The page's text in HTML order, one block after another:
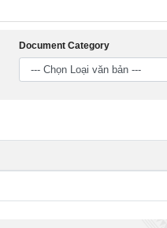
Document Category